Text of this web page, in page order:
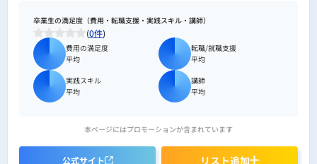
卒業生の満足度（費用・転職支援・実践スキル・講師）
(0件)
費用の満足度
平均
転職/就職支援
平均
実践スキル
平均
講師
平均
本ページにはプロモーションが含まれています
公式サイト リスト追加